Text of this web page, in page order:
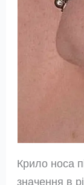
Крило носа
значення в